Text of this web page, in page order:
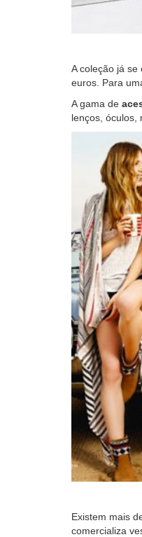
A coleção já
euros. Para
A gama de
lenços, óculos,
Existem mais
comercializa